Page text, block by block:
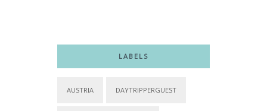
LABELS
AUSTRIA DAYTRIPPERGUEST